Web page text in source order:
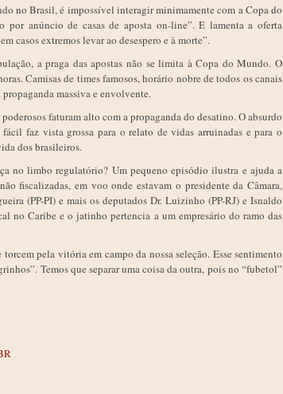
no Brasil, é impossível interagir minimamente com a Copa do
por anúncio de casas de aposta on-line”. E lamenta a oferta
casos extremos levar ao desespero e à morte”.
a praga das apostas não se limita à Copa do Mundo. O
Camisas de times famosos, horário nobre de todos os canais
massiva e envolvente.
faturam alto com a propaganda do desatino. O absurdo
faz vista grossa para o relato de vidas arruinadas e para o
dos brasileiros.
no limbo regulatório? Um pequeno episódio ilustra e ajuda a
fiscalizadas, em voo onde estavam o presidente da Câmara,
(PP-PI) e mais os deputados Dr. Luizinho (PP-RJ) e Isnaldo
no Caribe e o jatinho pertencia a um empresário do ramo das
pela vitória em campo da nossa seleção. Esse sentimento
Temos que separar uma coisa da outra, pois no “fubetol”